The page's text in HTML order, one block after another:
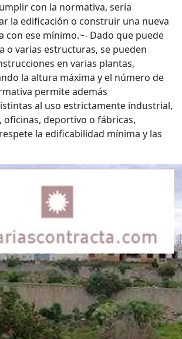
con la normativa, sería
la edificación o construir una nueva
con ese mínimo.~- Dado que puede
o varias estructuras, se pueden
en varias plantas,
la altura máxima y el número de
permite además
al uso estrictamente industrial,
oficinas, deportivo o fábricas,
la edificabilidad mínima y las